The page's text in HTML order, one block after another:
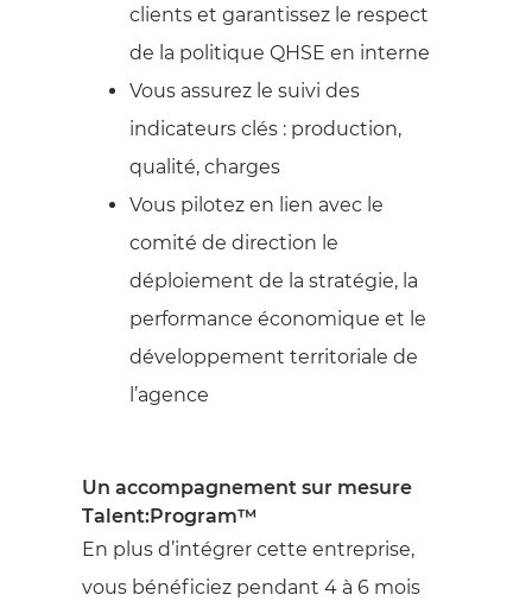
clients et garantissez le respect
de la politique QHSE en interne
Vous assurez le suivi des
indicateurs clés : production,
qualité, charges
Vous pilotez en lien avec le
comité de direction le
déploiement de la stratégie, la
performance économique et le
développement territoriale de
l’agence
Un accompagnement sur mesure
Talent:Program™
En plus d’intégrer cette entreprise,
vous bénéficiez pendant 4 à 6 mois